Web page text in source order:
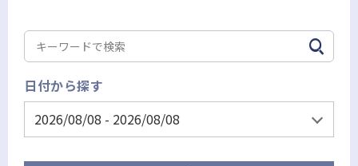
日付から探す